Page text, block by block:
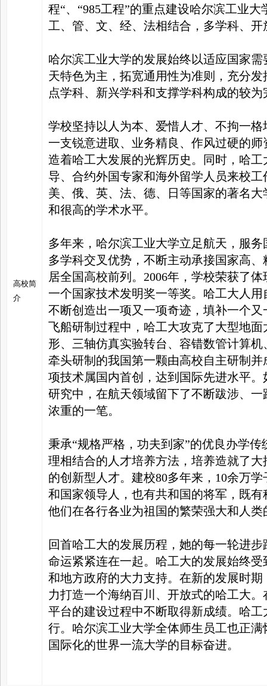
高校简
介
程“、“985工程”的重点建设哈尔滨工业
工、管、文、经、法相结合，多学科、
哈尔滨工业大学的发展始终以适应国家
天特色为主，拓宽通用性为准则，充分
点学科、新兴学科和支撑学科构成的较
学校坚持以人为本、爱惜人才、不拘一
一支锐意进取、业务精良、作风过硬的
造着哈工大发展的光辉历史。同时，哈
导、合约外国专家和海外留学人员来校
美、俄、英、法、德、日等国家的著名
和很高的学术水平。
多年来，哈尔滨工业大学立足航天，服
多学科交叉优势，不断主动承接国家高
居全国高校前列。2006年，学校荣获了
一个国家技术发明奖一等奖。哈工大人
不断创造出一项又一项奇迹，填补一个
飞船研制过程中，哈工大攻克了大型地
形、三轴仿真实验转台、容错数管计算
牵头研制的我国第一颗由高校自主研制
项技术属国内首创，达到国际先进水平
研究中，在航天领域留下了不断跋涉、
浓重的一笔。
秉承“规格严格，功夫到家”的优良办学
理相结合的人才培养方法，培养造就了
的创新型人才。建校80多年来，10余万
和国家领导人，也有共和国的将军，既
他们在各行各业为祖国的繁荣强大和人
回首哈工大的发展历程，她的每一轮进
命运紧紧连在一起。哈工大的发展始终
和地方政府的大力支持。在新的发展时
力打造一个海纳百川、开放式的哈工大
平台的建设过程中不断取得新成绩。哈
行。哈尔滨工业大学全体师生员工也正
国际化的世界一流大学的目标奋进。